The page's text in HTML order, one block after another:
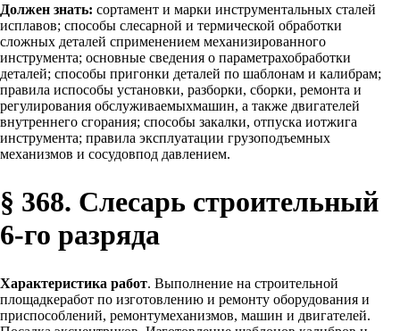
Должен знать: сортамент и марки инструментальных сталей
исплавов; способы слесарной и термической обработки
сложных деталей сприменением механизированного
инструмента; основные сведения о параметрахобработки
деталей; способы пригонки деталей по шаблонам и калибрам;
правила испособы установки, разборки, сборки, ремонта и
регулирования обслуживаемыхмашин, а также двигателей
внутреннего сгорания; способы закалки, отпуска иотжига
инструмента; правила эксплуатации грузоподъемных
механизмов и сосудовпод давлением.
§ 368. Слесарь строительный
6-го разряда
Характеристика работ. Выполнение на строительной
площадкеработ по изготовлению и ремонту оборудования и
приспособлений, ремонтумеханизмов, машин и двигателей.